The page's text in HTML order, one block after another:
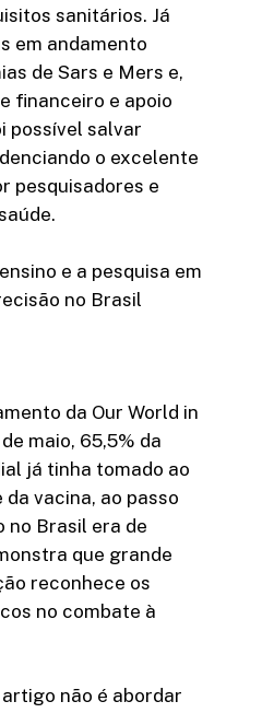
sanitários. Já
em andamento
de Sars e Mers e,
financeiro e apoio
possível salvar
o excelente
pesquisadores e
e a pesquisa em
no Brasil
da Our World in
maio, 65,5% da
já tinha tomado ao
da vacina, ao passo
no Brasil era de
que grande
reconhece os
no combate à
não é abordar